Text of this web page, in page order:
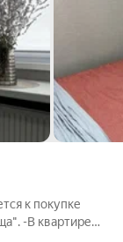
к покупке
-В квартире